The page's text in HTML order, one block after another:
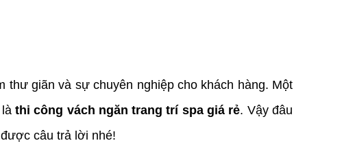
giãn và sự chuyên nghiệp cho khách hàng. Một
thi công vách ngăn trang trí spa giá rẻ. Vậy đâu
câu trả lời nhé!